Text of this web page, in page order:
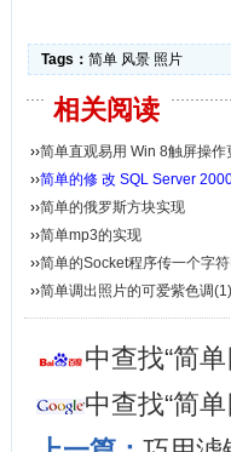
Tags： 简单 风景 照片
相关阅读
››简单直观易用 Win 8触屏操作
››简单的修 改 SQL Server
››简单的俄罗斯方块实现
››简单mp3的实现
››简单的Socket程序传一个字
››简单调出照片的可爱紫色调(1)
中查找“简
中查找“简